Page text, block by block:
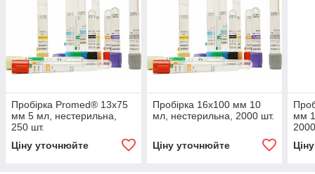
Пробірка Promed® 13x75
мм 5 мл, нестерильна,
250 шт.
Ціну уточнюйте
Пробірка 16x100 мм 10
мл, нестерильна, 2000 шт.
Ціну уточнюйте
мм